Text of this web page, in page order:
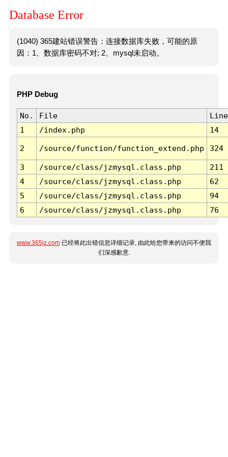
Database Error
(1040) 365建站错误警告：连接数据库失败，可能的原
因：1、数据库密码不对; 2、mysql未启动。
PHP Debug
No. File
Line
1
/index.php 14
2 /source/function/function_extend.php 324
3 /source/class/jzmysql.class.php
211
4
/source/class/jzmysql.class.php
62
5
/source/class/jzmysql.class.php
94
6
/source/class/jzmysql.class.php 76
www.365jz.com 已经将此出错信息详细记录, 由此给您带来的访问不便我
们深感歉意.